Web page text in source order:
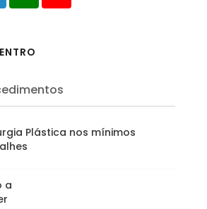
Plástica nos mínimos
a